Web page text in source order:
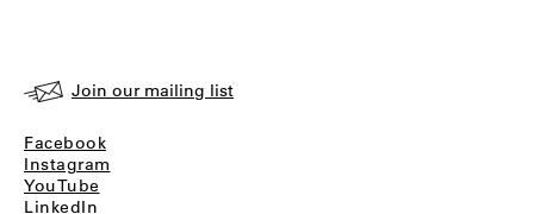
Join our mailing list
Facebook
Instagram
YouTube
LinkedIn